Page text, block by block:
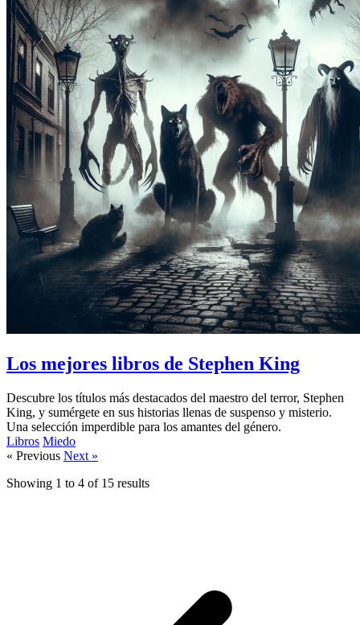
Los mejores libros de Stephen King
Descubre los títulos más destacados del maestro del terror, Stephen
King, y sumérgete en sus historias llenas de suspenso y misterio.
Una selección imperdible para los amantes del género.
Libros Miedo
« Previous Next »
Showing 1 to 4 of 15 results